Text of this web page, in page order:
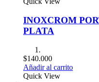
INOXCROM
PLATA
$140.000
Añadir al carrito
Quick View